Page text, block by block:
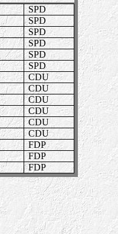
SPD
SPD
SPD
SPD
SPD
SPD
CDU
CDU
CDU
CDU
CDU
CDU
FDP
FDP
FDP